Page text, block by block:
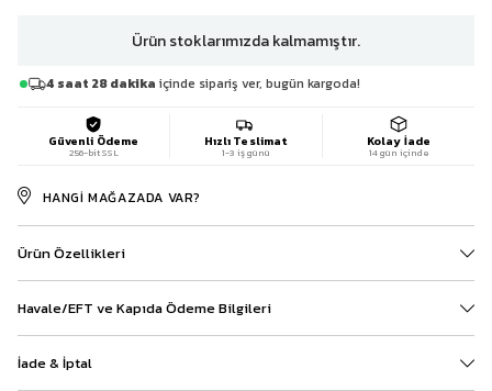
Ürün stoklarımızda kalmamıştır.
4 saat 28 dakika içinde sipariş ver, bugün kargoda!
Güvenli Ödeme
256-bit SSL
Hızlı Teslimat
1-3 iş günü
Kolay İade
14 gün içinde
HANGI MAĞAZADA VAR?
Ürün Özellikleri
Havale/EFT ve Kapıda Ödeme Bilgileri
İade & İptal